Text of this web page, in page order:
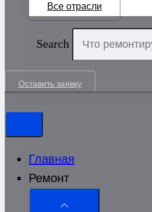
Все отрасли
Search
Оставить заявку
Главная
Ремонт